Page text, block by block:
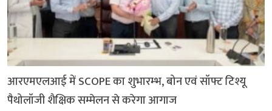
आरएमएलआई में SCOPE का शुभारम्भ, बोन एवं सॉफ्ट टिश्यू
पैथोलॉजी शैक्षिक सम्मेलन से करेगा आगाज